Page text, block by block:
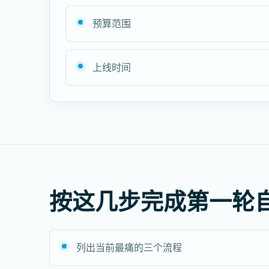
预算范围
上线时间
按这几步完成第一轮
列出当前最痛的三个流程